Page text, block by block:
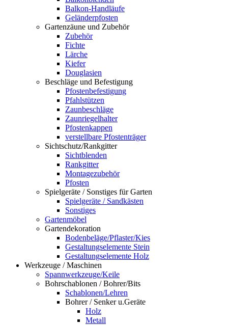
Balkon-Handläufe
Geländerpfosten
Gartenzäune und Zubehör
Zubehör
Fichte
Lärche
Kiefer
Douglasien
Beschläge und Befestigung
Pfostenbefestigung
Pfahlstützen
Zaunbeschläge
Zaunriegelhalter
Pfostenkappen
verstellbare Pfostenträger
Sichtschutz/Rankgitter
Sichtblenden
Rankgitter
Montagezubehör
Pfosten
Spielgeräte / Sonstiges für Garten
Spielgeräte / Sandkästen
Sonstiges
Gartenmöbel
Gartendekoration
Bodenbeläge/Pflaster/Kies
Gestaltungselemente Stein
Gestaltungselemente Holz
Werkzeuge / Maschinen
Spannwerkzeuge/Keile
Bohrschablonen / Bohrer/Bits
Schablonen/Lehren
Bohrer / Senker u.Geräte
Holz
Metall